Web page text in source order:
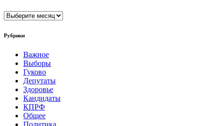
Архивы
Рубрики
Важное
Выборы
Гуково
Депутаты
Здоровье
Кандидаты
КПРФ
Общее